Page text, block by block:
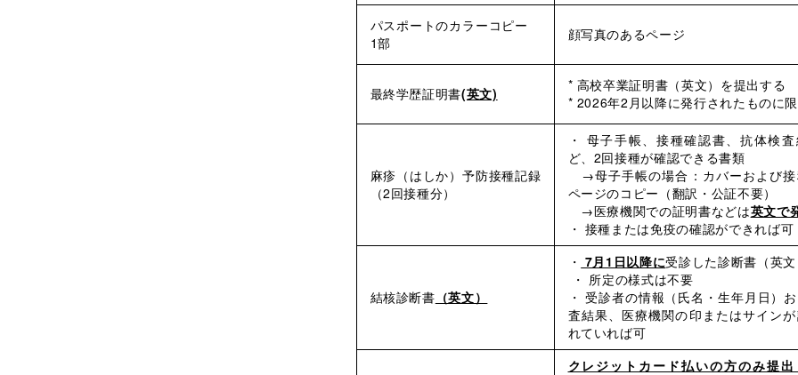
パスポートのカラーコピー
1部
顔写真のあるページ
最終学歴証明書(英文)
* 高校卒業証明書（英文）を提出する
* 2026年2月以降に発行されたものに
麻疹（はしか）予防接種記録
（2回接種分）
・ 母子手帳、接種確認書、抗体検
ど、2回接種が確認できる書類
→母子手帳の場合：カバーおよび
ページのコピー（翻訳・公証不要）
→医療機関での証明書などは英文で
・ 接種または免疫の確認ができれば可
結核診断書 （英文）
・ 7月1日以降に受診した診断書（英文
・ 所定の様式は不要
・ 受診者の情報（氏名・生年月日）
査結果、医療機関の印またはサインが
れていれば可
クレジットカード払いの方のみ提出